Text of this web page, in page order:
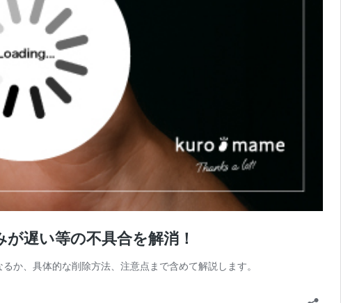
遅い等の不具合を解消！
か、具体的な削除方法、注意点まで含めて解説します。